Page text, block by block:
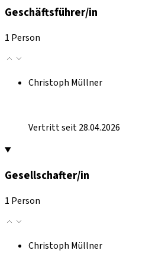
Geschäftsführer/in
1 Person
Christoph Müllner
Vertritt seit 28.04.2026
Gesellschafter/in
1 Person
Christoph Müllner